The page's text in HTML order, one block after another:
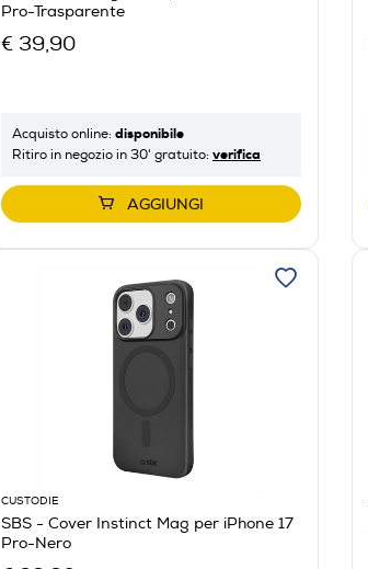
Pro-Trasparente
€ 39,90
Acquisto online: disponibile
Ritiro in negozio in 30' gratuito: verifica
AGGIUNGI
CUSTODIE
SBS - Cover Instinct Mag per iPhone 17
Pro-Nero